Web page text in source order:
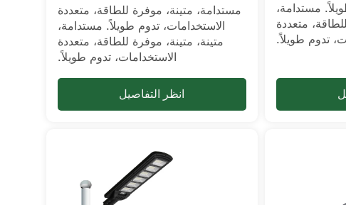
مستدامة،
متعددة
تدوم طويلاً.
مستدامة، متينة، موفرة للطاقة، متعددة
الاستخدامات، تدوم طويلاً. مستدامة،
متينة، متينة، موفرة للطاقة، متعددة
الاستخدامات، تدوم طويلاً.
انظر التفاصيل